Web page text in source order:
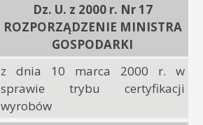
Dz. U. z 2000 r. Nr 17
ROZPORZĄDZENIE MINISTRA
GOSPODARKI
z dnia 10 marca 2000 r. w
sprawie trybu certyfikacji
wyrobów